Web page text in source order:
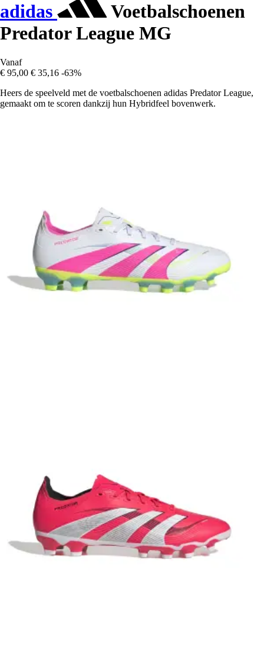
adidas
Voetbalschoenen
Predator League MG
Vanaf
€ 95,00 € 35,16 -63%
Heers de speelveld met de voetbalschoenen adidas Predator League,
gemaakt om te scoren dankzij hun Hybridfeel bovenwerk.